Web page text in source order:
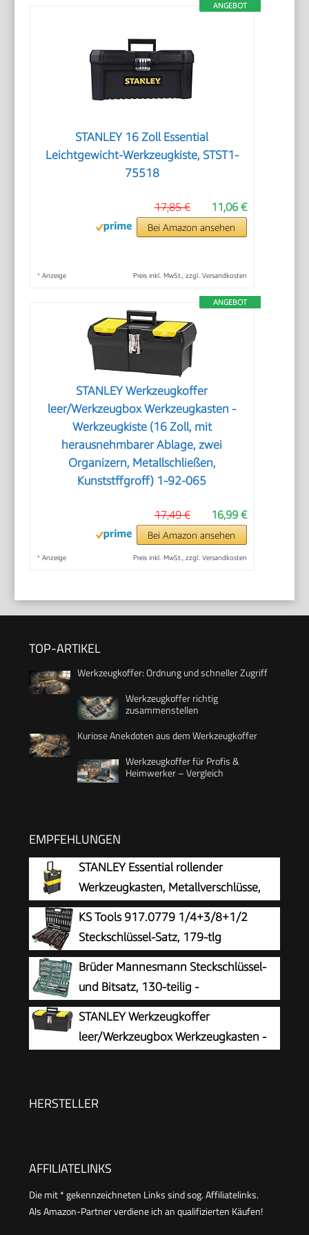
ANGEBOT
STANLEY 16 Zoll Essential
Leichtgewicht-Werkzeugkiste, STST1-
75518
11,06 €
17,85 €
Bei Amazon ansehen
* Anzeige Preis inkl. MwSt., zzgl. Versandkosten
ANGEBOT
STANLEY Werkzeugkoffer
leer/Werkzeugbox Werkzeugkasten -
Werkzeugkiste (16 Zoll, mit
herausnehmbarer Ablage, zwei
Organizern, Metallschließen,
Kunststffgroff) 1-92-065
16,99 €
17,49 €
Bei Amazon ansehen
* Anzeige Preis inkl. MwSt., zzgl. Versandkosten
TOP-ARTIKEL
Werkzeugkoffer: Ordnung und schneller Zugriff
Werkzeugkoffer richtig
zusammenstellen
Kuriose Anekdoten aus dem Werkzeugkoffer
Werkzeugkoffer für Profis &
Heimwerker – Vergleich
EMPFEHLUNGEN
STANLEY Essential rollender
Werkzeugkasten, Metallverschlüsse,
STST1-80151
KS Tools 917.0779 1/4+3/8+1/2
Steckschlüssel-Satz, 179-tlg
Brüder Mannesmann Steckschlüssel-
und Bitsatz, 130-teilig -
Werkzeugkoffer mit Ratsche,
Schraubendreher, Sechskantschlüssel,
Stecknüssen & 100 Bits - aus Chrom-Vanadium-
STANLEY Werkzeugkoffer
leer/Werkzeugbox Werkzeugkasten -
Kunststffgroff) 1-92-065
HERSTELLER
AFFILIATELINKS
Die mit * gekennzeichneten Links sind sog. Affiliatelinks.
Als Amazon-Partner verdiene ich an qualifizierten Käufen!